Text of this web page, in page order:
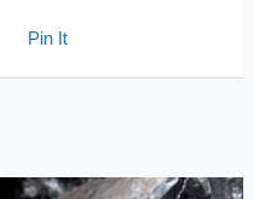
Pin It